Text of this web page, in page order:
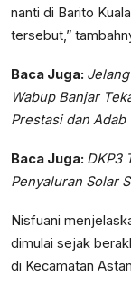
nanti di Barito
tersebut,”
Baca Juga:
Wabup Banjar
Prestasi dan Adab
Baca Juga: DKP3
Penyaluran Solar
Nisfuani
dimulai sejak
di Kecamatan